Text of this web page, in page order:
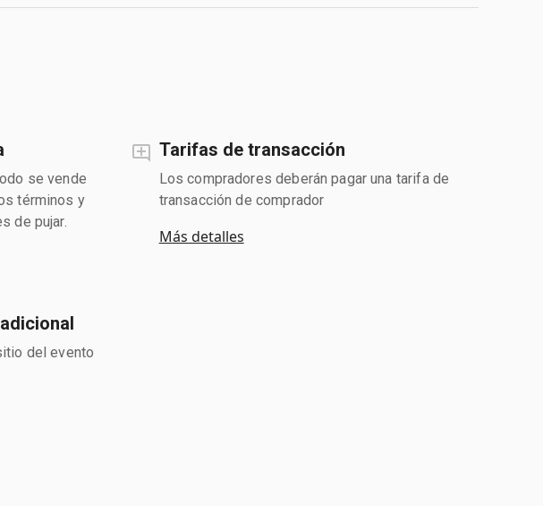
se vende
términos y
de pujar.
Tarifas de transacción
Los compradores deberán pagar una tarifa de
transacción de comprador
Más detalles
del evento